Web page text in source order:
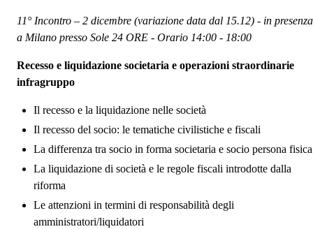
11° Incontro – 2 dicembre (variazione data dal 15.12) - in presenza
a Milano presso Sole 24 ORE - Orario 14:00 - 18:00
Recesso e liquidazione societaria e operazioni straordinarie
infragruppo
Il recesso e la liquidazione nelle società
Il recesso del socio: le tematiche civilistiche e fiscali
La differenza tra socio in forma societaria e socio persona fisica
La liquidazione di società e le regole fiscali introdotte dalla
riforma
Le attenzioni in termini di responsabilità degli
amministratori/liquidatori